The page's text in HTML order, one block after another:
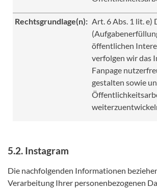
Rechtsgrundlage(n): Art. 6 Abs. 1 lit. e)
öffentlichen
verfolgen wir das
Fanpage
gestalten sowie
5.2. Instagram
Die nachfolgenden Informationen
Verarbeitung Ihrer personenbezogenen